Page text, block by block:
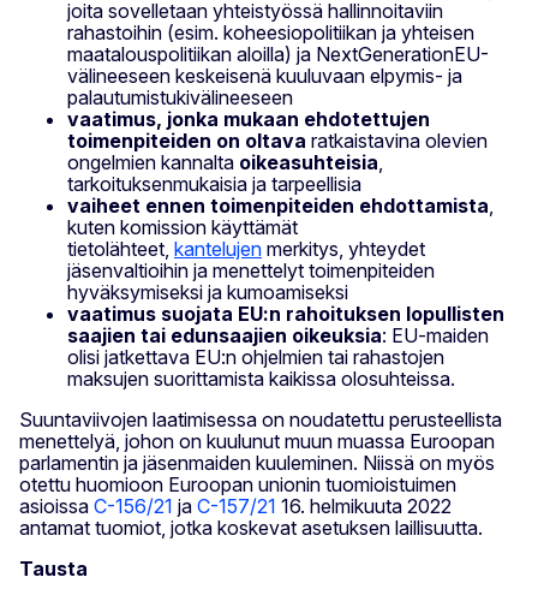
joita sovelletaan yhteistyössä hallinnoitaviin
rahastoihin (esim. koheesiopolitiikan ja yhteisen
maatalouspolitiikan aloilla) ja NextGenerationEU-
välineeseen keskeisenä kuuluvaan elpymis- ja
palautumistukivälineeseen
vaatimus, jonka mukaan ehdotettujen
toimenpiteiden on oltava ratkaistavina olevien
ongelmien kannalta oikeasuhteisia
tarkoituksenmukaisia ja tarpeellisia
vaiheet ennen toimenpiteiden ehdottamista
kuten komission käyttämät
tietolähteet, kantelujen merkitys, yhteydet
jäsenvaltioihin ja menettelyt toimenpiteiden
hyväksymiseksi ja kumoamiseksi
vaatimus suojata EU:n rahoituksen lopullisten
saajien tai edunsaajien oikeuksia: EU-maiden
olisi jatkettava EU:n ohjelmien tai rahastojen
maksujen suorittamista kaikissa olosuhteissa.
Suuntaviivojen laatimisessa on noudatettu perusteellista
menettelyä, johon on kuulunut muun muassa Euroopan
parlamentin ja jäsenmaiden kuuleminen. Niissä on myös
otettu huomioon Euroopan unionin tuomioistuimen
asioissa C-156/21 ja C-157/21 16. helmikuuta 2022
antamat tuomiot, jotka koskevat asetuksen laillisuutta.
Tausta